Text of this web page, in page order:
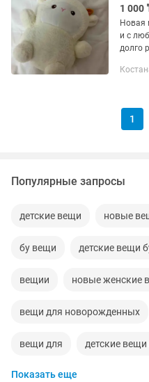
1 000
Новая
и с
долго
не
1
Популярные запросы
детские вещи новые
бу вещи детские вещи
вещии новые женские
вещи для новорожденных
вещи для детские
детские вещи для девочек
Показать еще